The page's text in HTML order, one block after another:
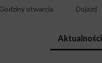
Godziny otwarcia Dojazd
Aktualności